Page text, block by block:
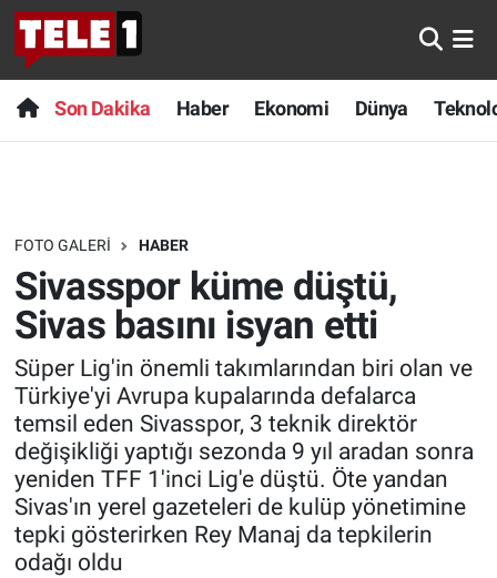
Son Dakika Haber Ekonomi Dünya
FOTO GALERI HABER
Sivasspor küme düştü,
Sivas basını isyan etti
Süper Lig'in önemli takımlarından biri olan ve
Türkiye'yi Avrupa kupalarında defalarca
temsil eden Sivasspor, 3 teknik direktör
değişikliği yaptığı sezonda 9 yıl aradan sonra
yeniden TFF 1'inci Lig'e düştü. Öte yandan
Sivas'ın yerel gazeteleri de kulüp yönetimine
tepki gösterirken Rey Manaj da tepkilerin
odağı oldu
Anında Manşet
Başka Sohbetler
Bilim turu
Bilim ve Teknoloji Evreni
Doğa Konuşuyor
Dünya
Ege Saati
Ege'den Esintiler
Son Dakika
Haber
Dünya
Teknoloji
Sağlık
Spor
Yayın Akışı
İletişim
Nöbetçi Eczaneler
Hava Durumu
Trafik Durumu
Süper Lig Puan Durumu ve Fikstür
Tüm Manşetler
Son Dakika Haberleri
Haber Arşivi